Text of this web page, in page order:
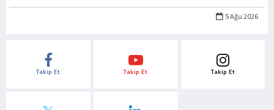
5 Ağu 2026
Takip Et Takip Et Takip Et